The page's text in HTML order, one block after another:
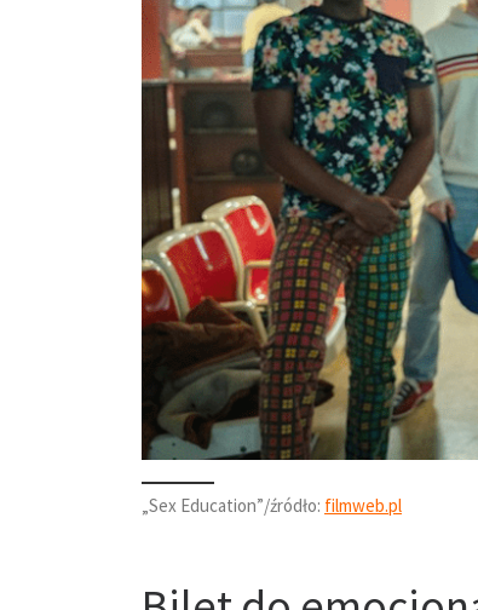
„Sex Education”/źródło: filmweb.pl